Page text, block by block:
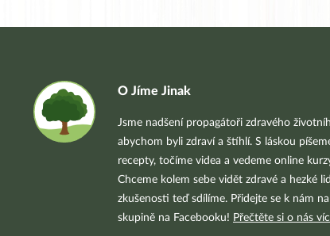
O Jíme Jinak
Jsme nadšení propagátoři zdravého
abychom byli zdraví a štíhlí. S láskou
recepty, točíme videa a vedeme online
Chceme kolem sebe vidět zdravé a hezké
zkušenosti teď sdílíme. Přidejte se k nám
skupině na Facebooku! Přečtěte si o nás